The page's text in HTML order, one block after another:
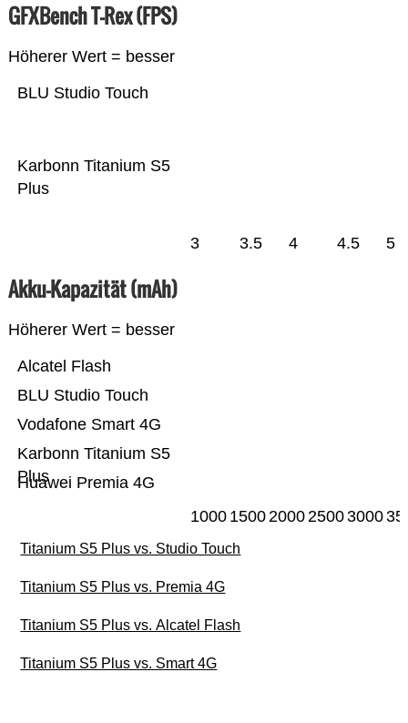
GFXBench T-Rex (FPS)
Höherer Wert = besser
Karbonn Titanium S5
Plus
BLU Studio Touch
3 3.5 4 4.5 5
Akku-Kapazität (mAh)
Höherer Wert = besser
Huawei Premia 4G
Karbonn Titanium S5
Plus
Vodafone Smart 4G
BLU Studio Touch
Alcatel Flash
1000 1500200025003000
Titanium S5 Plus vs. Studio Touch
Titanium S5 Plus vs. Premia 4G
Titanium S5 Plus vs. Alcatel Flash
Titanium S5 Plus vs. Smart 4G